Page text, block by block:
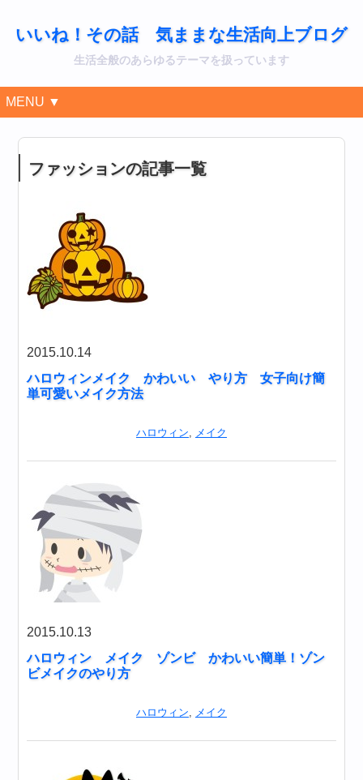
いいね！その話 気ままな生活向上ブログ
生活全般のあらゆるテーマを扱っています
MENU ▼
ファッションの記事一覧
2015.10.14
ハロウィンメイク かわいい やり方 女子向け簡
単可愛いメイク方法
ハロウィン, メイク
2015.10.13
ハロウィン メイク ゾンビ かわいい簡単！ゾン
ビメイクのやり方
ハロウィン, メイク